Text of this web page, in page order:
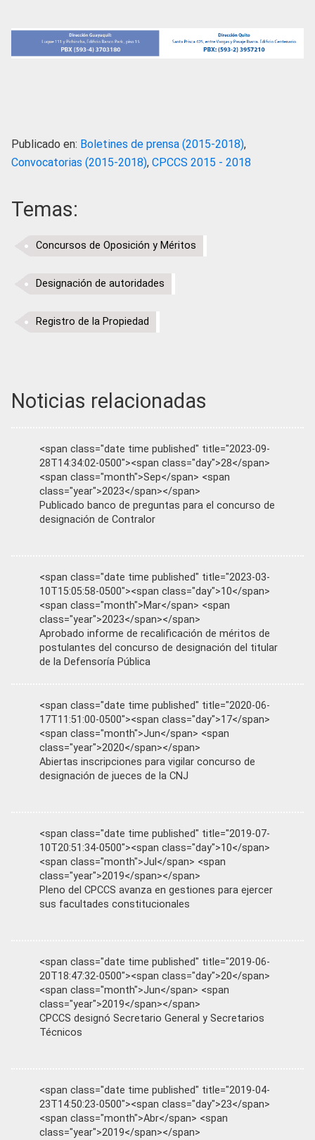
Publicado en: Boletines de prensa (2015-2018),
Convocatorias (2015-2018), CPCCS 2015 - 2018
Temas:
Concursos de Oposición y Méritos
Designación de autoridades
Registro de la Propiedad
Noticias relacionadas
<span class="date time published" title="2023-09-
28T14:34:02-0500"><span class="day">28</span>
<span class="month">Sep</span> <span
class="year">2023</span></span>
Publicado banco de preguntas para el concurso de
designación de Contralor
<span class="date time published" title="2023-03-
10T15:05:58-0500"><span class="day">10</span>
<span class="month">Mar</span> <span
class="year">2023</span></span>
Aprobado informe de recalificación de méritos de
postulantes del concurso de designación del titular
de la Defensoría Pública
<span class="date time published" title="2020-06-
17T11:51:00-0500"><span class="day">17</span>
<span class="month">Jun</span> <span
class="year">2020</span></span>
Abiertas inscripciones para vigilar concurso de
designación de jueces de la CNJ
<span class="date time published" title="2019-07-
10T20:51:34-0500"><span class="day">10</span>
<span class="month">Jul</span> <span
class="year">2019</span></span>
Pleno del CPCCS avanza en gestiones para ejercer
sus facultades constitucionales
<span class="date time published" title="2019-06-
20T18:47:32-0500"><span class="day">20</span>
<span class="month">Jun</span> <span
class="year">2019</span></span>
CPCCS designó Secretario General y Secretarios
Técnicos
<span class="date time published" title="2019-04-
23T14:50:23-0500"><span class="day">23</span>
<span class="month">Abr</span> <span
class="year">2019</span></span>